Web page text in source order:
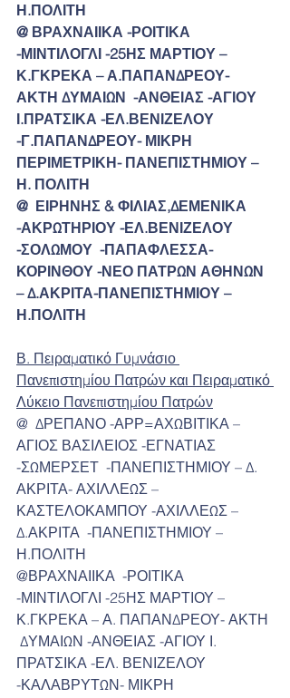
Η.ΠΟΛΙΤΗ
@ ΒΡΑΧΝΑΙΙΚΑ -ΡΟΙΤΙΚΑ
-ΜΙΝΤΙΛΟΓΛΙ -25ΗΣ ΜΑΡΤΙΟΥ –
Κ.ΓΚΡΕΚΑ – Α.ΠΑΠΑΝΔΡΕΟΥ-
ΑΚΤΗ ΔΥΜΑΙΩΝ  -ΑΝΘΕΙΑΣ -ΑΓΙΟΥ
Ι.ΠΡΑΤΣΙΚΑ -ΕΛ.ΒΕΝΙΖΕΛΟΥ
-Γ.ΠΑΠΑΝΔΡΕΟΥ- ΜΙΚΡΗ
ΠΕΡΙΜΕΤΡΙΚΗ- ΠΑΝΕΠΙΣΤΗΜΙΟΥ –
Η. ΠΟΛΙΤΗ
@  ΕΙΡΗΝΗΣ & ΦΙΛΙΑΣ,ΔΕΜΕΝΙΚΑ
-ΑΚΡΩΤΗΡΙΟΥ -ΕΛ.ΒΕΝΙΖΕΛΟΥ
-ΣΟΛΩΜΟΥ  -ΠΑΠΑΦΛΕΣΣΑ-
ΚΟΡΙΝΘΟΥ -ΝΕΟ ΠΑΤΡΩΝ ΑΘΗΝΩΝ
– Δ.ΑΚΡΙΤΑ-ΠΑΝΕΠΙΣΤΗΜΙΟΥ –
Η.ΠΟΛΙΤΗ
Β. Πειραματικό Γυμνάσιο
Πανεπιστημίου Πατρών και Πειραματικό
Λύκειο Πανεπιστημίου Πατρών
@  ΔΡΕΠΑΝΟ -ΑΡΡ=ΑΧΩΒΙΤΙΚΑ –
ΑΓΙΟΣ ΒΑΣΙΛΕΙΟΣ -ΕΓΝΑΤΙΑΣ
-ΣΩΜΕΡΣΕΤ  -ΠΑΝΕΠΙΣΤΗΜΙΟΥ – Δ.
ΑΚΡΙΤΑ- ΑΧΙΛΛΕΩΣ –
ΚΑΣΤΕΛΟΚΑΜΠΟΥ -ΑΧΙΛΛΕΩΣ –
Δ.ΑΚΡΙΤΑ  -ΠΑΝΕΠΙΣΤΗΜΙΟΥ –
Η.ΠΟΛΙΤΗ
@ΒΡΑΧΝΑΙΙΚΑ  -ΡΟΙΤΙΚΑ
-ΜΙΝΤΙΛΟΓΛΙ -25ΗΣ ΜΑΡΤΙΟΥ –
Κ.ΓΚΡΕΚΑ – Α. ΠΑΠΑΝΔΡΕΟΥ- ΑΚΤΗ
ΔΥΜΑΙΩΝ -ΑΝΘΕΙΑΣ -ΑΓΙΟΥ Ι.
ΠΡΑΤΣΙΚΑ -ΕΛ. ΒΕΝΙΖΕΛΟΥ
-ΚΑΛΑΒΡΥΤΩΝ- ΜΙΚΡΗ